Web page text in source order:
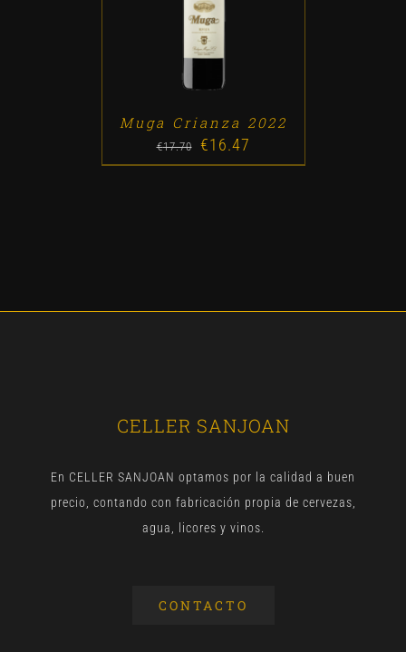
ADD TO CART /
Muga Crianza 2022
€17.70
Original
price
€16.47
price
CELLER SANJOAN
En CELLER SANJOAN optamos por la calidad a buen
precio, contando con fabricación propia de cervezas,
agua, licores y vinos.
CONTACTO